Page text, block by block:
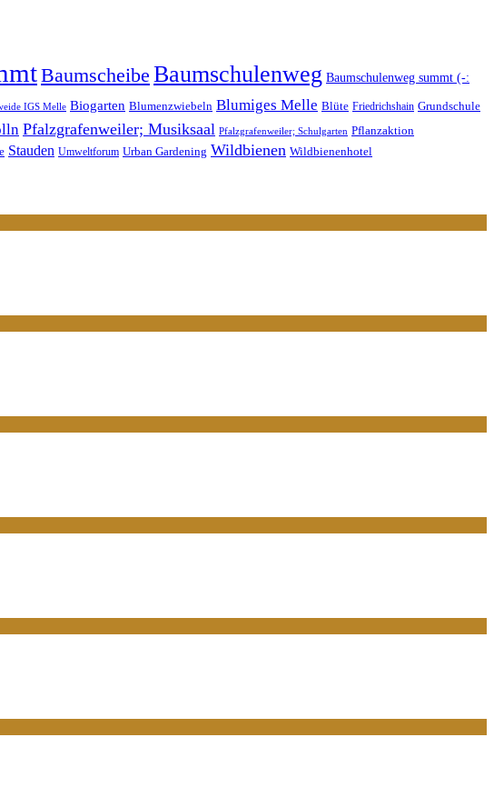
Baumscheibe Baumschulenweg Baumschulenweg summt (-:
IGS Melle Biogarten Blumenzwiebeln Blumiges Melle Blüte Friedrichshain Grundschule
Pfalzgrafenweiler; Musiksaal Pfalzgrafenweiler; Schulgarten Pflanzaktion
Stauden Umweltforum Urban Gardening Wildbienen Wildbienenhotel